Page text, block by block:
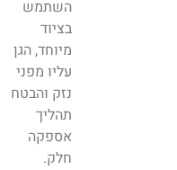
השתמש
בציוד
מיוחד, הגן
עליו מפני
נזק והבטח
תהליך
אספקה ​​
חלק.